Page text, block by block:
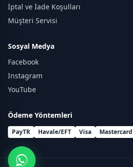
İptal ve İade Koşulları
Müşteri Servisi
Sosyal Medya
Facebook
Instagram
YouTube
Ödeme Yöntemleri
PayTR Havale/EFT Visa Mastercard